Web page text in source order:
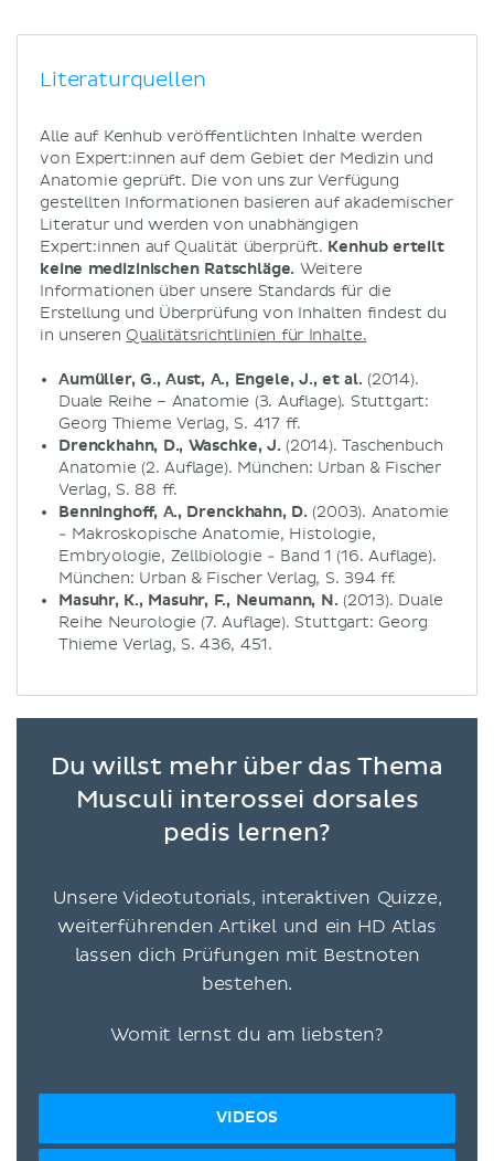
Literaturquellen
Alle auf Kenhub veröffentlichten Inhalte werden
von Expert:innen auf dem Gebiet der Medizin und
Anatomie geprüft. Die von uns zur Verfügung
gestellten Informationen basieren auf akademischer
Literatur und werden von unabhängigen
Expert:innen auf Qualität überprüft. Kenhub erteilt
keine medizinischen Ratschläge. Weitere
Informationen über unsere Standards für die
Erstellung und Überprüfung von Inhalten findest du
in unseren Qualitätsrichtlinien für Inhalte.
Aumüller, G., Aust, A., Engele, J., et al. (2014).
Duale Reihe – Anatomie (3. Auflage). Stuttgart:
Georg Thieme Verlag, S. 417 ff.
Drenckhahn, D., Waschke, J. (2014). Taschenbuch
Anatomie (2. Auflage). München: Urban & Fischer
Verlag, S. 88 ff.
Benninghoff, A., Drenckhahn, D. (2003). Anatomie
- Makroskopische Anatomie, Histologie,
Embryologie, Zellbiologie - Band 1 (16. Auflage).
München: Urban & Fischer Verlag, S. 394 ff.
Masuhr, K., Masuhr, F., Neumann, N. (2013). Duale
Reihe Neurologie (7. Auflage). Stuttgart: Georg
Thieme Verlag, S. 436, 451.
Du willst mehr über das Thema
Musculi interossei dorsales
pedis lernen?
Unsere Videotutorials, interaktiven Quizze,
weiterführenden Artikel und ein HD Atlas
lassen dich Prüfungen mit Bestnoten
bestehen.
Womit lernst du am liebsten?
VIDEOS